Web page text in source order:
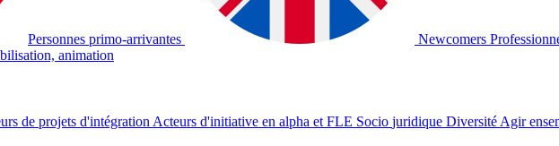
Personnes primo-arrivantes Newcomers
animation
de projets d'intégration Acteurs d'initiative en alpha et FLE Socio­ juridique Diversité Agir